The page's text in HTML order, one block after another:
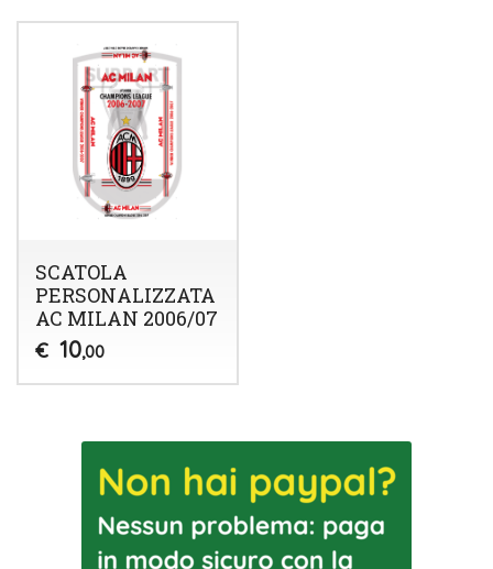
SCATOLA
PERSONALIZZATA
AC MILAN 2006/07
€ 10,00